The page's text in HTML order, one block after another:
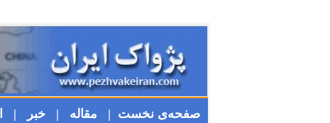
صفحه‌ی نخست | مقاله | خبر |